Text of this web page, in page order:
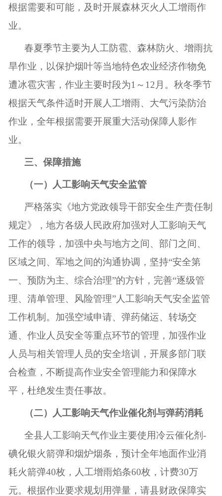
根据需要和可能，及时开展森林灭火人工增雨作
业。
春夏季节主要为人工防雹、森林防火、增雨抗
旱作业，以保护烟叶等当地特色农业经济作物免
遭冰雹灾害，作业主要时段为1 ～ 12月。秋冬季节
根据天气条件适时开展人工增雨、大气污染防治
作业，全年根据需要开展重大活动保障人影作
业。
三、保障措施
（一）人工影响天气安全监管
严格落实《地方党政领导干部安全生产责任制
规定》，地方各级人民政府加强对人工影响天气
工作的领导，加强中央与地方之间、部门之间、
区域之间、军地之间的沟通协调，坚持“安全第
一、预防为主、综合治理”的方针，完善“逐级管
理、清单管理、风险管理”人工影响天气安全监管
工作机制。加强空域申请、弹药储运、转场交
通、作业人员安全等重点环节的管理，加强作业
人员与相关管理人员的安全培训，开展多部门联
合检查，不断提高作业安全管理能力和保障水
平，杜绝发生责任事故。
（二）人工影响天气作业催化剂与弹药消耗
全县人工影响天气作业主要使用冷云催化剂-
碘化银火箭弹和烟炉烟条，预计全年地面作业消
耗火箭弹40枚，人工增雨焰条60枚 ， 计费30万
元。根据作业要求规划用弹量，请县财政保障实